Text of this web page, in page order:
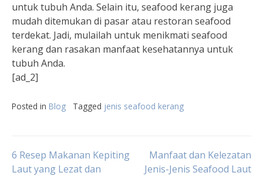
untuk tubuh Anda. Selain itu, seafood kerang juga
mudah ditemukan di pasar atau restoran seafood
terdekat. Jadi, mulailah untuk menikmati seafood
kerang dan rasakan manfaat kesehatannya untuk
tubuh Anda.
[ad_2]
Posted in Blog Tagged jenis seafood kerang
Post
6 Resep Makanan Kepiting
Laut yang Lezat dan
Manfaat dan Kelezatan
Jenis-Jenis Seafood Laut